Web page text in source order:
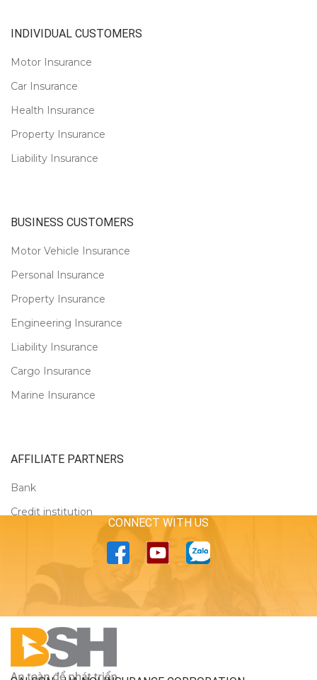
INDIVIDUAL CUSTOMERS
Motor Insurance
Car Insurance
Health Insurance
Property Insurance
Liability Insurance
BUSINESS CUSTOMERS
Motor Vehicle Insurance
Personal Insurance
Property Insurance
Engineering Insurance
Liability Insurance
Cargo Insurance
Marine Insurance
AFFILIATE PARTNERS
Bank
Credit institution
CONNECT WITH US